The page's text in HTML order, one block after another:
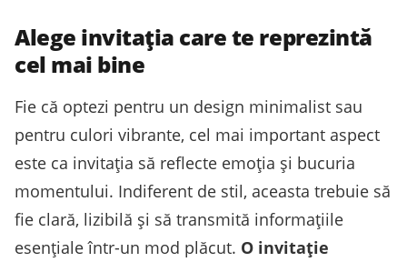
Alege invitația care te reprezintă
cel mai bine
Fie că optezi pentru un design minimalist sau
pentru culori vibrante, cel mai important aspect
este ca invitația să reflecte emoția și bucuria
momentului. Indiferent de stil, aceasta trebuie să
fie clară, lizibilă și să transmită informațiile
esențiale într-un mod plăcut. O invitație